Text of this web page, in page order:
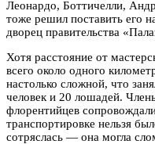
Леонардо, Боттичелли,
тоже решил поставить его
дворец правительства
Хотя расстояние от
всего около одного
настолько сложной, что
человек и 20 лошадей.
флорентийцев
транспортировке нельзя
сотряслась — она могла